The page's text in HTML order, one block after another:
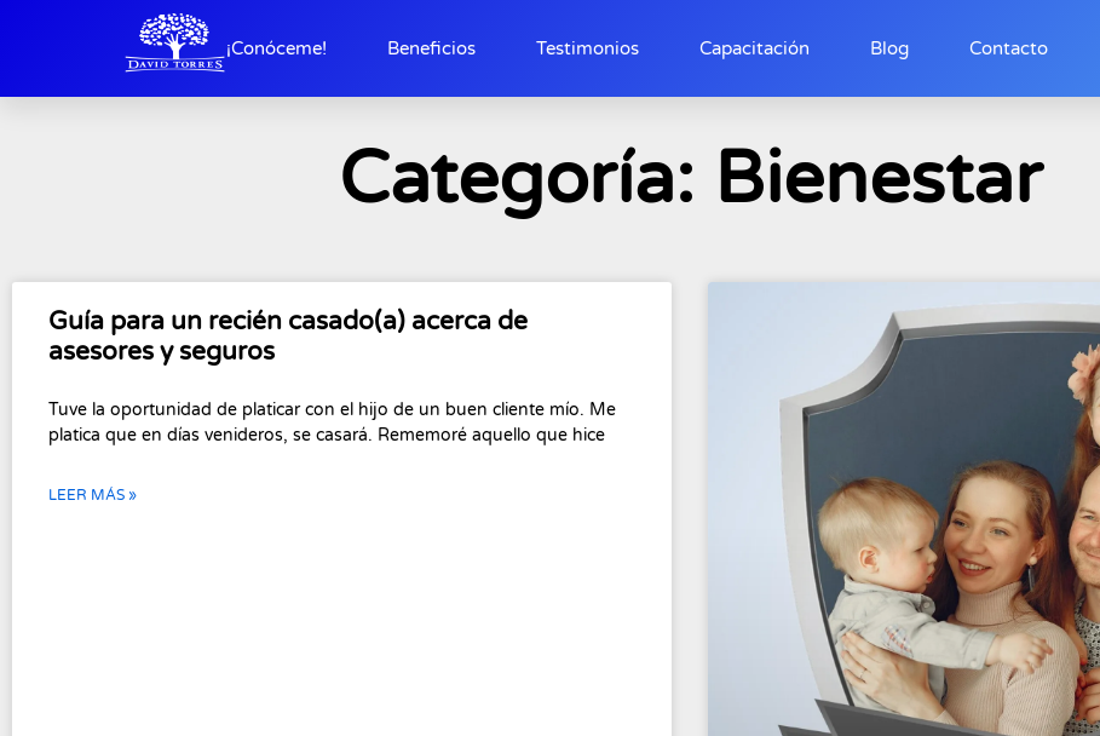
¡Conóceme! Beneficios Testimonios Capacitación Blog Contacto
Categoría: Bienestar
Guía para un recién casado(a) acerca de
asesores y seguros
Tuve la oportunidad de platicar con el hijo de un buen cliente mío. Me
platica que en días venideros, se casará. Rememoré aquello que hice
LEER MÁS »